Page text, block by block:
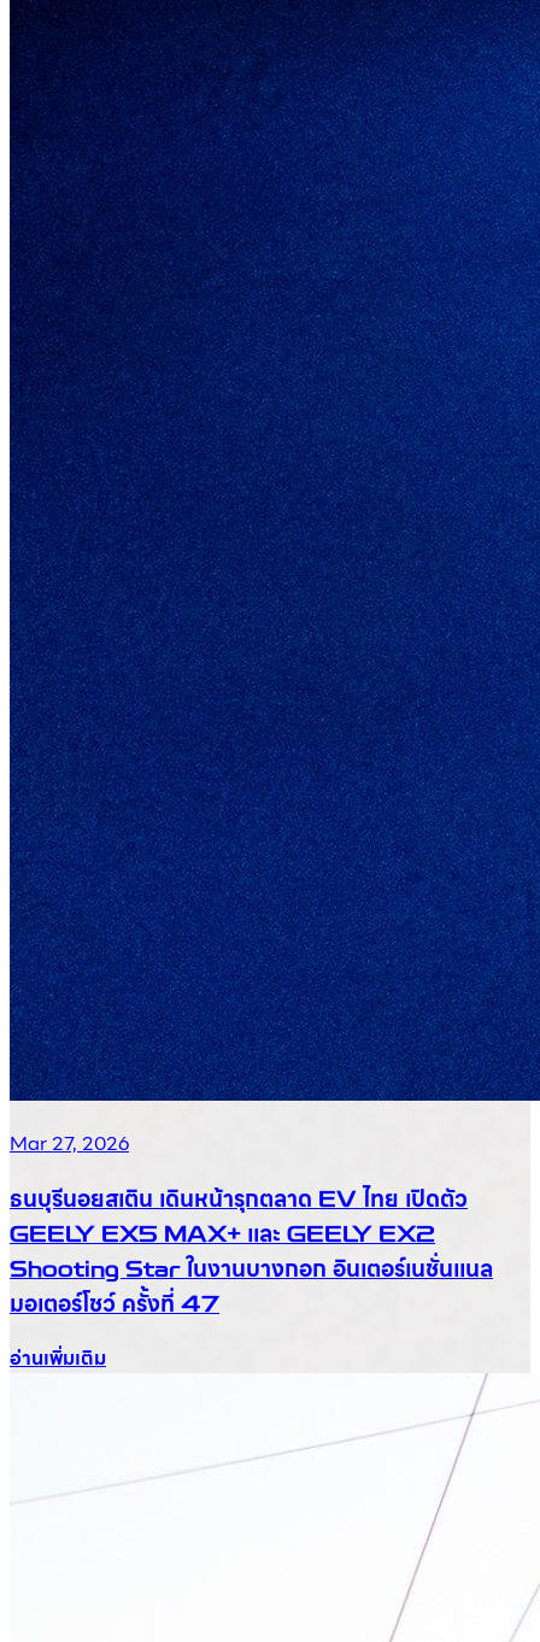
Mar 27, 2026
ธนบุรีนอยสเติน เดินหน้ารุกตลาด EV ไทย เปิดตัว
GEELY EX5 MAX+ และ GEELY EX2
Shooting Star ในงานบางกอก อินเตอร์เนชั่นแนล
มอเตอร์โชว์ ครั้งที่ 47
อ่านเพิ่มเติม